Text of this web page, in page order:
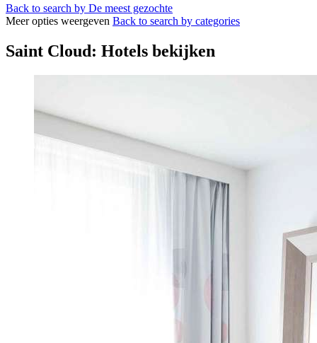
Back to search by De meest gezochte
Meer opties weergeven Back to search by categories
Saint Cloud: Hotels bekijken